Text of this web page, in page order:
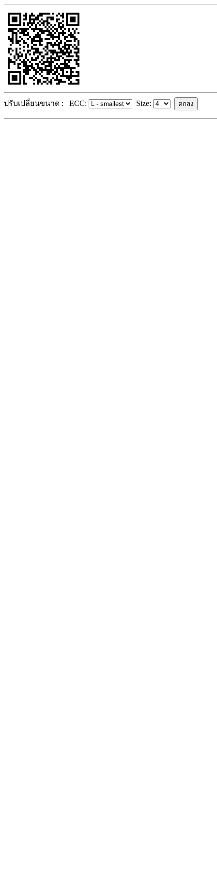
ปรับเปลี่ยนขนาด : ECC: Size: